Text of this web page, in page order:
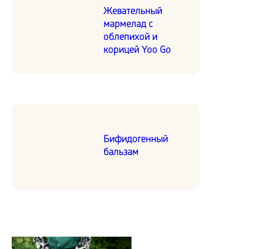
Жевательный
мармелад с
облепихой и
корицей Yoo Go
Бифидогенный
бальзам